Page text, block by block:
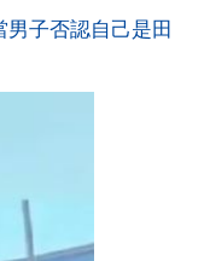
子否認自己是田